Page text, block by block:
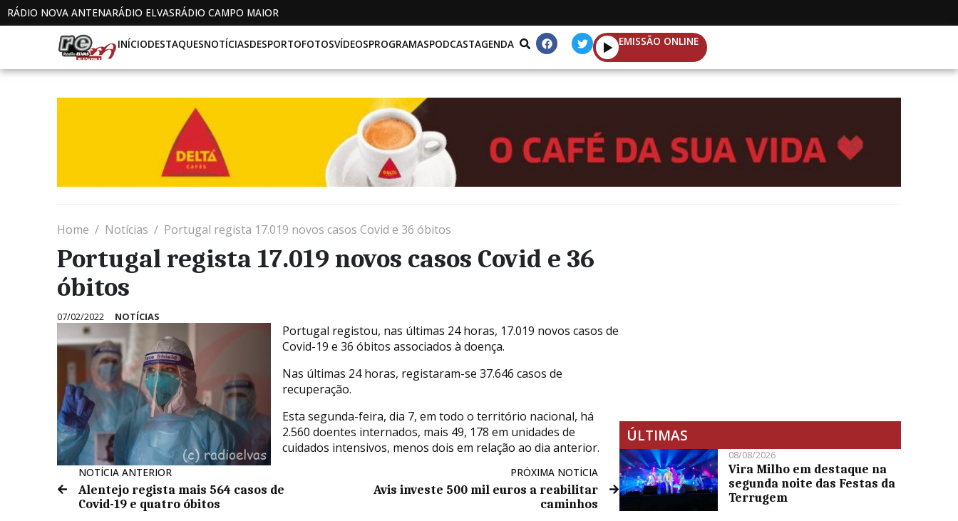
RÁDIO NOVA ANTENARÁDIO ELVASRÁDIO CAMPO MAIOR
INÍCIODESTAQUESNOTÍCIASDESPORTOFOTOSVÍDEOSPROGRAMASPODCASTAGENDA EMISSÃO ONLINE
Home Notícias Portugal regista 17.019 novos casos Covid e 36 óbitos
Portugal regista 17.019 novos casos Covid e 36
óbitos
07/02/2022 NOTÍCIAS
Portugal registou, nas últimas 24 horas, 17.019 novos casos de
Covid-19 e 36 óbitos associados à doença.
Nas últimas 24 horas, registaram-se 37.646 casos de
recuperação.
Esta segunda-feira, dia 7, em todo o território nacional, há
2.560 doentes internados, mais 49, 178 em unidades de
cuidados intensivos, menos dois em relação ao dia anterior.
NOTÍCIA ANTERIOR
Alentejo regista mais 564 casos de
Covid-19 e quatro óbitos
PRÓXIMA NOTÍCIA
Avis investe 500 mil euros a reabilitar
caminhos
ÚLTIMAS
08/08/2026
Vira Milho em destaque na
segunda noite das Festas da
Terrugem